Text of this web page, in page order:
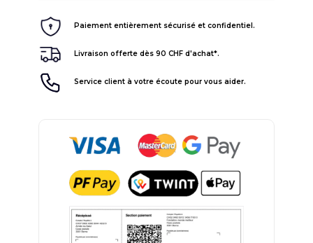
Paiement entièrement sécurisé et confidentiel.
Livraison offerte dès 90 CHF d'achat*.
Service client à votre écoute pour vous aider.